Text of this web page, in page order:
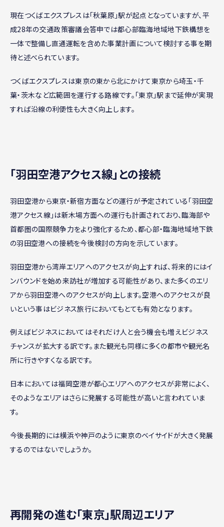
現在つくばエクスプレスは「秋葉原」駅が起点となっていますが、平
成28年の交通政策審議会答申では都心部臨海地域地下鉄構想を
一体で整備し直通運転を含めた事業計画について検討する事を期
待と述べられています。
つくばエクスプレスは東京の東から北にかけて東京から埼玉・千
葉・茨木など広範囲を運行する路線です。「東京」駅まで延伸が実現
すれば沿線の利便性も大きく向上します。
｢羽田空港アクセス線｣との接続
羽田空港から東京・新宿方面などの運行が予定されている「羽田空
港アクセス線」は新木場方面への運行も計画されており、臨海部や
首都圏の国際競争力をより強化するため、都心部・臨海地域地下鉄
の羽田空港への接続を今後検討の方向を示しています。
羽田空港から湾岸エリアへのアクセスが向上すれば、将来的にはイ
ンバウンドを始め来訪社が増加する可能性があり、また多くのエリ
アから羽田空港へのアクセスが向上します。空港へのアクセスが良
いという事はビジネス旅行においてもとても有効となります。
例えばビジネスにおいてはそれだけ人と会う機会も増えビジネス
チャンスが拡大する訳です。また観光も同様に多くの都市や観光名
所に行きやすくなる訳です。
日本においては福岡空港が都心エリアへのアクセスが非常によく、
そのようなエリアはさらに発展する可能性が高いと言われていま
す。
今後長期的には横浜や神戸のように東京のベイサイドが大きく発展
するのではないでしょうか。
再開発の進む「東京」駅周辺エリア